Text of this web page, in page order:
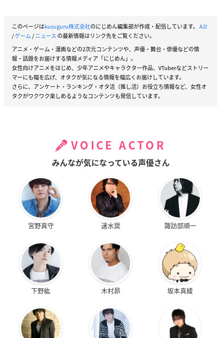
このページはkusuguru株式会社のにじめん編集部が作成・配信しています。 A3!
/ゲーム/ニュース の最新情報はリンク先をご覧ください。
アニメ・ゲーム・漫画などの2次元コンテンツや、声優・舞台・俳優などの情
報・話題をお届けする情報メディア「にじめん」。
女性向けアニメをはじめ、少年アニメやキャラクター作品、VTuberなどストリー
マーにも幅を広げ、オタクが気になる情報を幅広くお届けしています。
さらに、アンケート・ランキング・オタ活（推し活）お役立ち情報など、女性オ
タクがワクワク楽しめるようなコンテンツも発信しています。
VOICE ACTOR
みんなが気になっている声優さん
宮野真守 速水奨 諏訪部順一
下野紘 木村昴 坂本真綾